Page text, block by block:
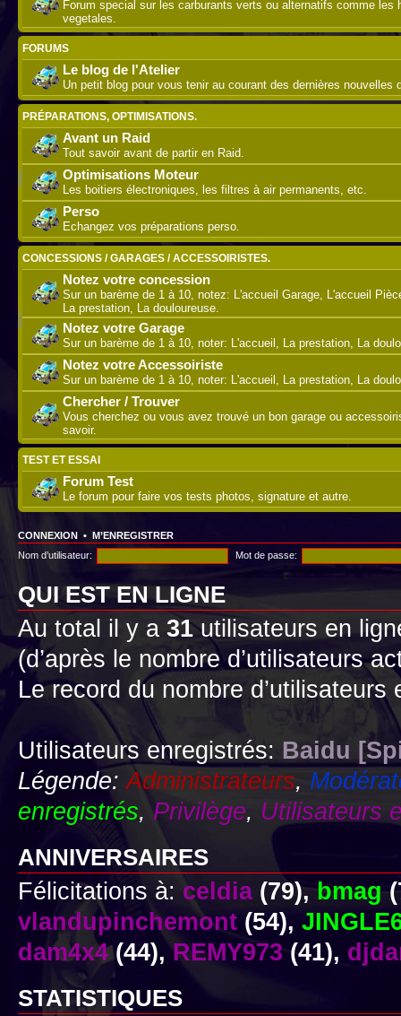
Forum special sur les carburants verts ou alternatifs comme les
vegetales.
FORUMS
Le blog de l'Atelier
Un petit blog pour vous tenir au courant des dernières nouvelles
PRÉPARATIONS, OPTIMISATIONS.
Avant un Raid
Tout savoir avant de partir en Raid.
Optimisations Moteur
Les boitiers électroniques, les filtres à air permanents, etc.
Perso
Echangez vos préparations perso.
CONCESSIONS / GARAGES / ACCESSOIRISTES.
Notez votre concession
Sur un barème de 1 à 10, notez: L'accueil Garage, L'accueil
La prestation, La douloureuse.
Notez votre Garage
Sur un barème de 1 à 10, noter: L'accueil, La prestation, La
Notez votre Accessoiriste
Sur un barème de 1 à 10, noter: L'accueil, La prestation, La
Chercher / Trouver
Vous cherchez ou vous avez trouvé un bon garage ou
savoir.
TEST ET ESSAI
Forum Test
Le forum pour faire vos tests photos, signature et autre.
CONNEXION • M’ENREGISTRER
Nom d’utilisateur:
Mot de passe:
QUI EST EN LIGNE
Au total il y a 31utilisateurs en
(d’après le nombre d’utilisateurs
Le record du nombre
Utilisateurs enregistrés: Baidu
Légende:Administrateurs,
enregistrés,Privilège, Utilisateurs
ANNIVERSAIRES
Félicitations à: celdia (79),bmag
vlandupinchemont (54),
dam4x4(44),REMY973 (41),
STATISTIQUES